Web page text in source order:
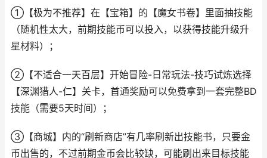
①【极为不推荐】在【宝箱】的【魔女书卷】里面抽技能
（随机性太大，前期技能币可以投入，以获得技能升级升
星材料）；
②【不适合一天百层】开始冒险-日常玩法-技巧试炼选择
【深渊猎人-仁】关卡，首通奖励可以免费拿到一套完整BD
技能（需要5天时间）；
③【商城】内的“刷新商店”有几率刷新出技能书，只要金
币出售的，不过前期金币会比较缺，可能刷出来目标技能